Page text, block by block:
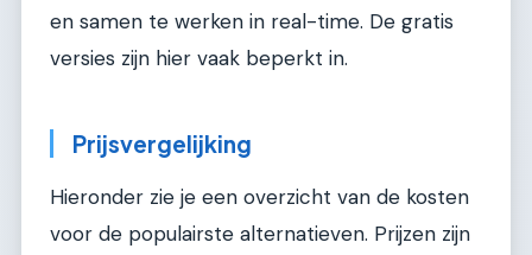
en samen te werken in real-time. De gratis
versies zijn hier vaak beperkt in.
Prijsvergelijking
Hieronder zie je een overzicht van de kosten
voor de populairste alternatieven. Prijzen zijn